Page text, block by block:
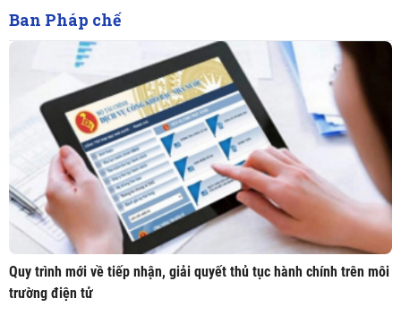
Ban Pháp chế
Quy trình mới về tiếp nhận, giải quyết thủ tục hành chính trên môi
trường điện tử